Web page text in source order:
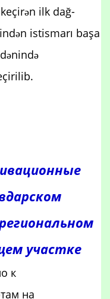
ilk dağ-
istismarı başa
участке
к
на